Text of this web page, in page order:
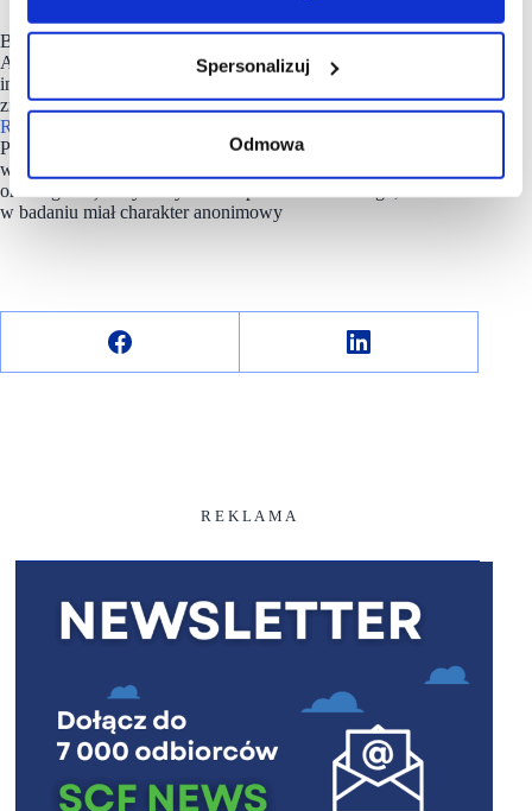
Spersonalizuj
Odmowa
Badanie zostało przeprowadzone metodą CAWI (Computer-
Assisted Web Interview), polegającą na realizacji ankiet
internetowych wspomaganych komputerowo. Badanie zostało
zrealizowane przez platformę analityczno-badawcząUCE
RESEARCH
Polaków w wieku 18-35 lat. Respondenci zostali dobrani
w sposób kwotowo-losowy (tj. pod względem wieku, płci
oraz regionu) z wykorzystaniem panelu badawczego, a udział
w badaniu miał charakter anonimowy
R E K L A M A